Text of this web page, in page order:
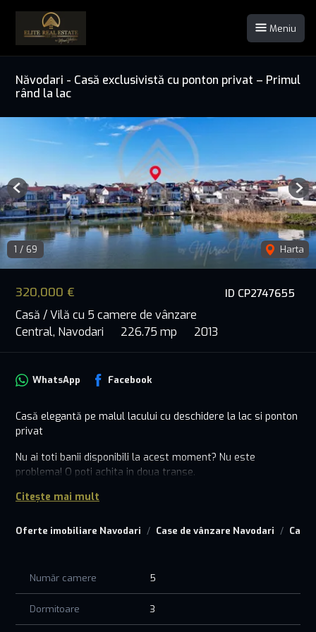
Meniu
Năvodari - Casă exclusivistă cu ponton privat – Primul
rând la lac
ID CP2747655
320,000 €
Casă / Vilă cu 5 camere de vânzare
Central, Navodari
226.75 mp 2013
1 / 69 Harta
Previous
Oferte imobiliare Navodari Case de vânzare Navodari Case
WhatsApp Facebook
Casă elegantă pe malul lacului cu deschidere la lac si ponton
privat
Nu ai toti banii disponibili la acest moment? Nu este
problema! O poti achita in doua transe.
Imaginează-ți diminețile în care soarele răsare direct din
proprie, cu o priveliște neîntreruptă asupra apei. Această
O casă creată pentru iubitorii de liniște, natură și confort
✔ Poziție premium – prima linie la lac, fără nicio construcție
Citește mai mult
Număr camere 5
Dormitoare 3